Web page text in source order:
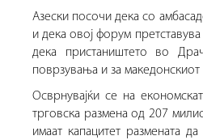
Азески посочи дека со
и дека овој форум
дека пристаништето во
поврзувања и за македонскиот
Осврнувајќи се на
трговска размена од 207
имаат капацитет размената